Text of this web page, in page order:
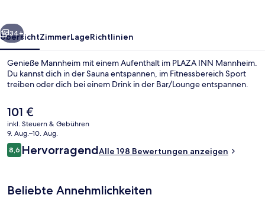
Weiter
34+
ÜbersichtZimmerLageRichtlinien
Genieße Mannheim mit einem Aufenthalt im PLAZA INN Mannheim.
Du kannst dich in der Sauna entspannen, im Fitnessbereich Sport
treiben oder dich bei einem Drink in der Bar/Lounge entspannen.
Der
aktuelle
Preis
beträgt
101 €.
101 €
inkl. Steuern & Gebühren
9. Aug.–10. Aug.
Bewertungen
8,68,6 von 10.
HervorragendAlle 198 Bewertungen anzeigen
Beliebte Annehmlichkeiten